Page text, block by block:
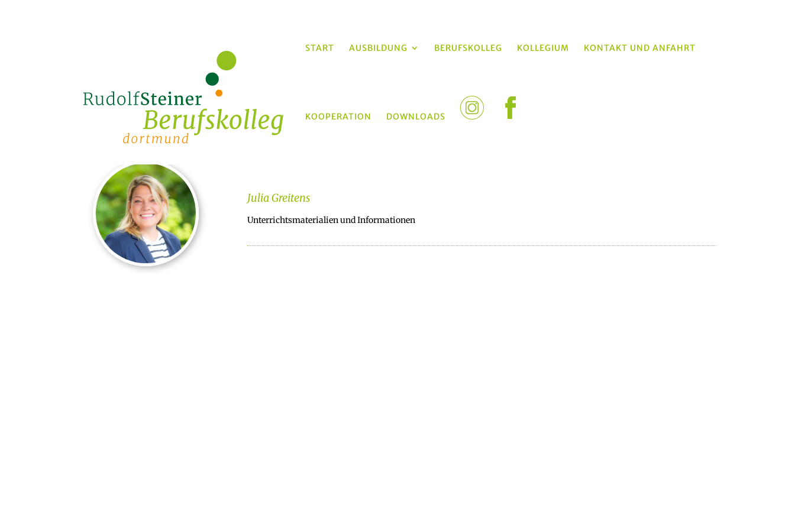
START AUSBILDUNG BERUFSKOLLEG KOLLEGIUM KONTAKT UND ANFAHRT
KOOPERATION DOWNLOADS
Julia Greitens
Unterrichtsmaterialien und Informationen